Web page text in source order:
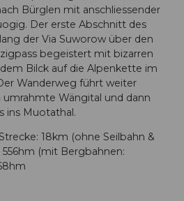
Bürglen mit anschliessender
Der erste Abschnitt des
der Via Suworow über den
begeistert mit bizarren
Bilck auf die Alpenkette im
Wanderweg führt weiter
umrahmte Wängital und dann
ins Muotathal.
18km (ohne Seilbahn &
(mit Bergbahnen: